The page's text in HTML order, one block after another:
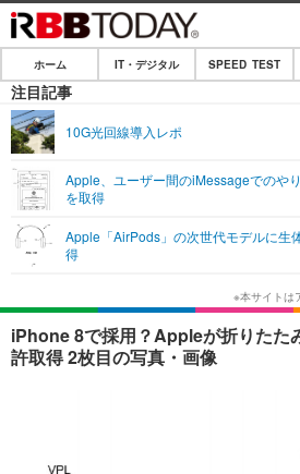
ホーム
IT・デジタル
ショッピング
エンタメ
音楽
ライフ
ライフTOP
ペット
リリース一覧
プッシュ通知の停止方法
ホーム IT・デジタル SPEED TEST
注目記事
10G光回線導入レポ
Apple、ユーザー間のiMessageでのや
を取得
Apple「AirPods」の次世代モデルに生
得
iPhone 8で採用？Appleが折りたた
許取得 2枚目の写真・画像